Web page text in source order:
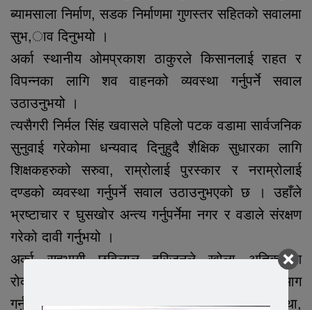
ब्यामसाला निर्माण, सडक निर्माणमा गुणस्तर सहितको सवालमा
सुभ,ाव दिनुभयो ।
अर्का स्थानीय ओमप्रकाश ठाकुरले किसानलाई राहत र
विपन्नका लागि शव वाहनको व्यवस्था गर्नुपर्ने सवाल
उठाउनुभयो ।
त्यसैगरी निर्मल सिंह खवासले पहिलो पटक वडामा सार्वजनिक
सुनुवाई गरेकोमा धन्यवाद दिनुहुदै शैक्षिक सुधारका लागि
शिक्षकहरुको सरुवा, राम्रोलाई पुरस्कार र नराम्रोलाई
दण्डको व्यवस्था गर्नुपर्ने सवाल उठाउनुभएको छ । उहाँले
भ्रष्टाचार र घुसखोर अन्त्य गर्नुपर्नेमा नगर र वडाले संरक्षण
गरेको दावी गर्नुभयो ।
अर्का सहभागी छविलाल हरिजनले खोला अतिक्रमण
रोक्नुपर्ने, दलितहरुको उत्थानका लागि कार्यक्रम गर्नुपर्ने माग
गर्नुभयो । त्रिवेण सिंहले भवनमा रेलिंगको व्यवस्था,